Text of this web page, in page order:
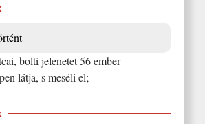
bolti jelenetet 56 ember
látja, s meséli el;